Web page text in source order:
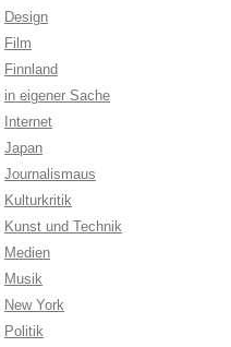
Design
Film
Finnland
in eigener Sache
Internet
Japan
Journalismaus
Kulturkritik
Kunst und Technik
Medien
Musik
New York
Politik